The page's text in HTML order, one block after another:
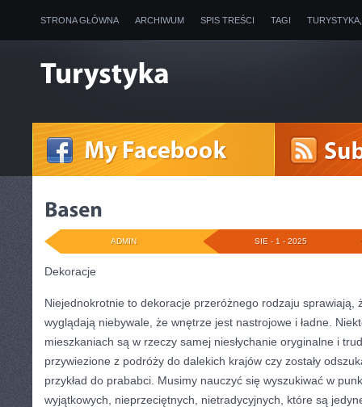
STRONA GŁÓWNA ARCHIWUM SPIS TREŚCI TAGI
SIE - 1 - 2025
ADMIN
Dekoracje
Niejednokrotnie to dekoracje przeróżnego rodzaju sprawiają,
wyglądają niebywale, że wnętrze jest nastrojowe i ładne.
mieszkaniach są w rzeczy samej niesłychanie oryginalne i
przywiezione z podróży do dalekich krajów czy zostały
przykład do prababci. Musimy nauczyć się wyszukiwać w
wyjątkowych, nieprzeciętnych, nietradycyjnych, które są